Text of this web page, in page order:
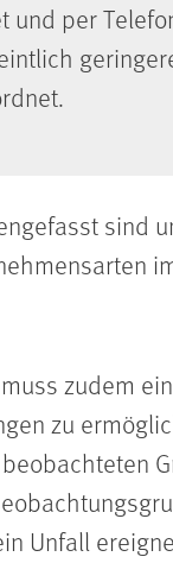
und per
sind
zudem
zu
Unfall